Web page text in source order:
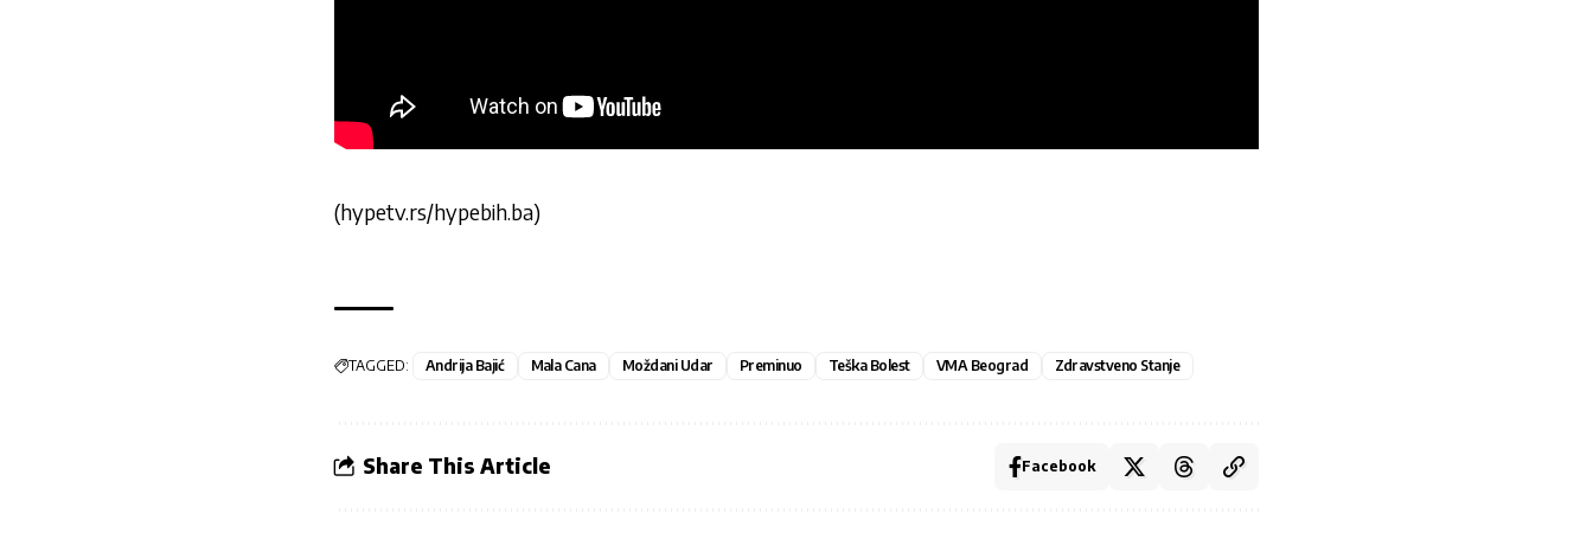
(hypetv.rs/hypebih.ba)
TAGGED: Andrija Bajić Mala Cana Moždani Udar Preminuo Teška Bolest VMA Beograd Zdravstveno Stanje
Share This Article Facebook